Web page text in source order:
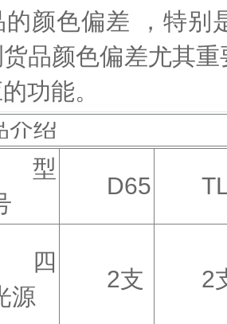
颜色偏差 ，特别
品颜色偏差尤其
功能。
介绍
型
D65
四
源
2支 2